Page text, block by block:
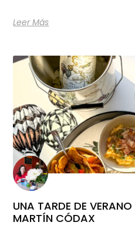
Leer Más
UNA TARDE DE
MARTÍN CÓDAX